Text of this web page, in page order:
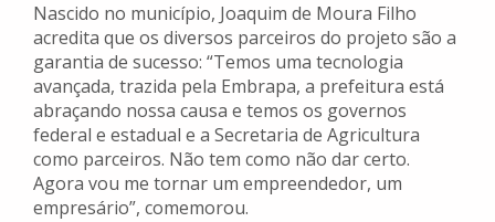
Nascido no município, Joaquim de Moura Filho
acredita que os diversos parceiros do projeto são a
garantia de sucesso: “Temos uma tecnologia
avançada, trazida pela Embrapa, a prefeitura está
abraçando nossa causa e temos os governos
federal e estadual e a Secretaria de Agricultura
como parceiros. Não tem como não dar certo.
Agora vou me tornar um empreendedor, um
empresário”, comemorou.